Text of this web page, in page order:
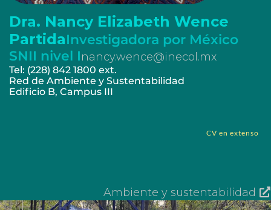
Dra. Nancy Elizabeth Wence
PartidaInvestigadora por México
SNII nivel Inancy.wence@inecol.mx
Tel: (228) 842 1800 ext.
Red de Ambiente y Sustentabilidad
Edificio B, Campus III
CV en extenso
Ambiente y sustentabilidad